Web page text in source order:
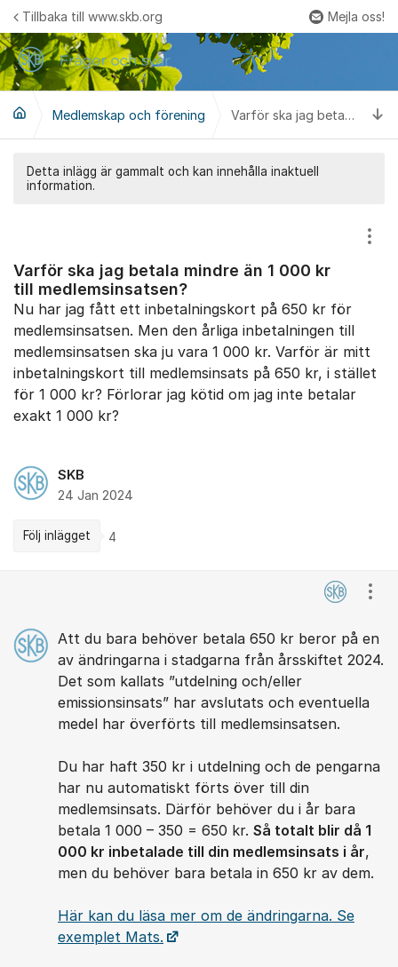
Hoppa till innehåll
Tillbaka till www.skb.org Mejla oss!
Medlemskap och förening Varför ska jag betala mindre än 1 000 kr till medlemsinsatsen?
Detta inlägg är gammalt och kan innehålla inaktuell
information.
Varför ska jag betala mindre än 1 000 kr
till medlemsinsatsen?
Nu har jag fått ett inbetalningskort på 650 kr för
medlemsinsatsen. Men den årliga inbetalningen till
medlemsinsatsen ska ju vara 1 000 kr. Varför är mitt
inbetalningskort till medlemsinsats på 650 kr, i stället
för 1 000 kr? Förlorar jag kötid om jag inte betalar
exakt 1 000 kr?
SKB
24 Jan 2024
Följ inlägget 4
Att du bara behöver betala 650 kr beror på en
av ändringarna i stadgarna från årsskiftet 2024.
Det som kallats ”utdelning och/eller
emissionsinsats” har avslutats och eventuella
medel har överförts till medlemsinsatsen.
Du har haft 350 kr i utdelning och de pengarna
har nu automatiskt förts över till din
medlemsinsats. Därför behöver du i år bara
betala 1 000 – 350 = 650 kr. Så totalt blir då 1
000 kr inbetalade till din medlemsinsats i år,
men du behöver bara betala in 650 kr av dem.
Här kan du läsa mer om de ändringarna. Se
exemplet Mats.